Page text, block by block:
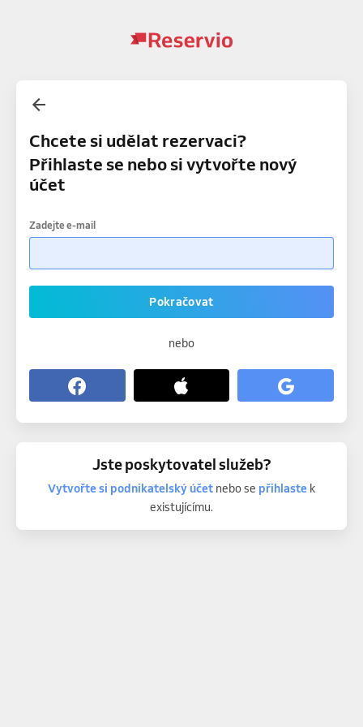
Chcete si udělat rezervaci?
Přihlaste se nebo si vytvořte nový
účet
Zadejte e-mail
Pokračovat
nebo
Jste poskytovatel služeb?
Vytvořte si podnikatelský účetnebo se přihlastek
existujícímu.